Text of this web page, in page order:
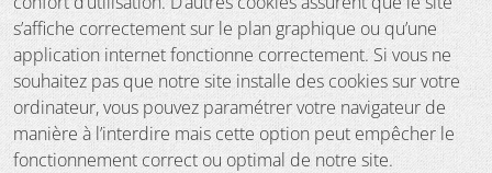
s’affiche correctement sur le plan graphique ou qu’une
application internet fonctionne correctement. Si vous ne
souhaitez pas que notre site installe des cookies sur votre
ordinateur, vous pouvez paramétrer votre navigateur de
manière à l’interdire mais cette option peut empêcher le
fonctionnement correct ou optimal de notre site.